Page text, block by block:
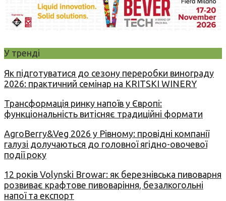
У тренді
Як підготуватися до сезону переробки винограду
2026: практичний семінар на KRITSKI WINERY
Трансформація ринку напоїв у Європі:
функціональність витісняє традиційні формати
AgroBerry&Veg 2026 у Рівному: провідні компанії
галузі долучаються до головної ягідно-овочевої
події року
12 років Volynski Browar: як березнівська пивоварня
розвиває крафтове пивоваріння, безалкогольні
напої та експорт